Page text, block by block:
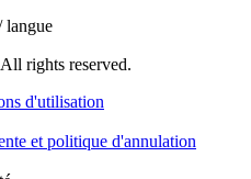
langue
rights reserved.
d'utilisation
et politique d'annulation